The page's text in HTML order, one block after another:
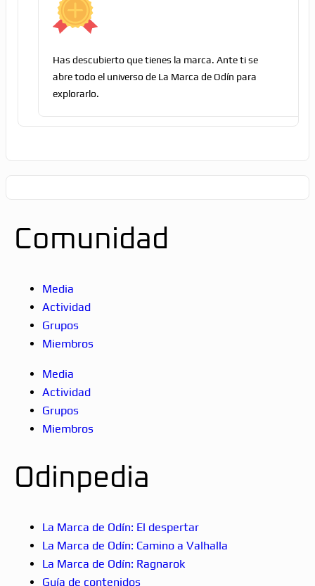
Has descubierto que tienes la marca. Ante ti se
abre todo el universo de La Marca de Odín para
explorarlo.
Comunidad
Media
Actividad
Grupos
Miembros
Media
Actividad
Grupos
Miembros
Odinpedia
La Marca de Odín: El despertar
La Marca de Odín: Camino a Valhalla
La Marca de Odín: Ragnarok
Guía de contenidos